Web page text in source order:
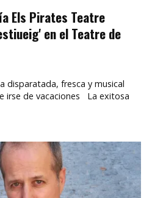
Els Pirates Teatre
en el Teatre de
disparatada, fresca y musical
irse de vacaciones La exitosa